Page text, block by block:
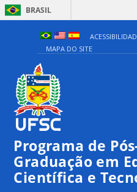
BRASIL
MAPA DO SITE
Programa de
Graduação em
Científica e